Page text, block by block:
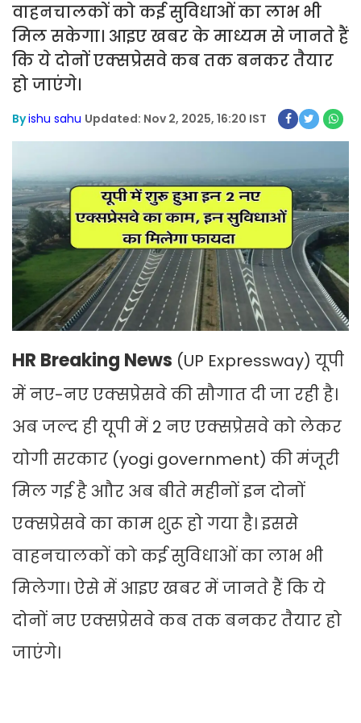
वाहनचालकों को कई सुविधाओं का लाभ भी
मिल सकेगा। आइए खबर के माध्यम से जानते हैं
कि ये दोनों एक्सप्रेसवे कब तक बनकर तैयार
हो जाएंगे।
Byishu sahu Updated: Nov 2, 2025, 16:20 IST
HR Breaking News (UP Expressway) यूपी
में नए-नए एक्सप्रेसवे की सौगात दी जा रही है।
अब जल्द ही यूपी में 2 नए एक्सप्रेसवे को लेकर
योगी सरकार (yogi government) की मंजूरी
मिल गई है आौर अब बीते महीनों इन दोनों
एक्सप्रेसवे का काम शुरू हो गया है। इससे
वाहनचालकों को कई सुविधाओं का लाभ भी
मिलेगा। ऐसे में आइए खबर में जानते हैं कि ये
दोनों नए एक्सप्रेसवे कब तक बनकर तैयार हो
जाएंगे।